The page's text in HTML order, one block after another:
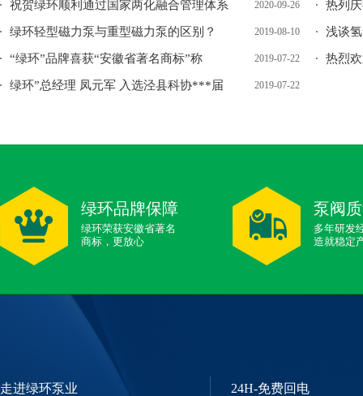
2020-09-26
祝贺绿环顺利通过国家两化融合管理体系 热列
2019-08-10
绿环轻型磁力泵与重型磁力泵的区别？ 浅谈
2019-07-22
“绿环”品牌喜获“安徽省著名商标”称 热烈
2019-07-22
绿环”总经理 凤元军 入选泾县科协***届
绿环品牌保障
绿环荣获安徽省著名
商标，更放心
泵阀
多年研发
造就稳定
走进绿环泵业 24H-免费回电